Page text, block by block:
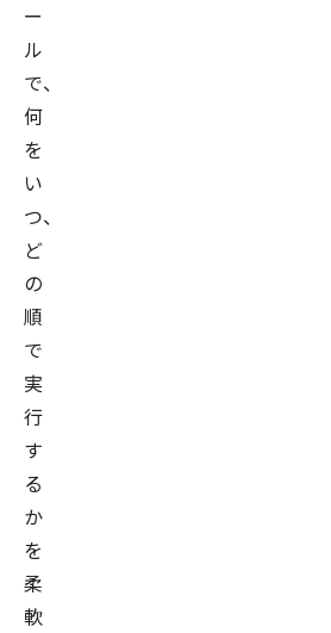
ー
ル
で、
何
を
い
つ、
ど
の
順
で
実
行
す
る
か
を
柔
軟